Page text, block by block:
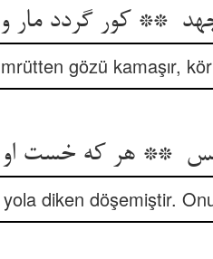
gözü kamaşır,
diken döşemiştir.